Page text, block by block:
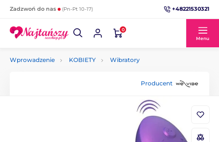
Zadzwoń do nas (Pn-Pt 10-17) +48221530321
0
Menu
Wprowadzenie KOBIETY Wibratory
Producent